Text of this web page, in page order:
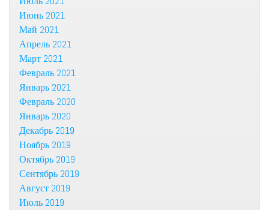
Июнь 2021
Май 2021
Апрель 2021
Март 2021
Февраль 2021
Январь 2021
Февраль 2020
Январь 2020
Декабрь 2019
Ноябрь 2019
Октябрь 2019
Сентябрь 2019
Август 2019
Июль 2019